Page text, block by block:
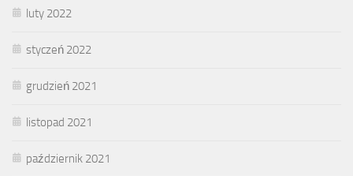
luty 2022
styczeń 2022
grudzień 2021
listopad 2021
październik 2021